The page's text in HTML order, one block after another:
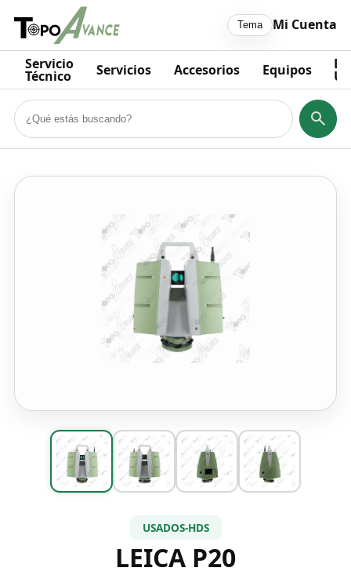
Tema Mi Cuenta
Servicio
Técnico Servicios Accesorios Equipos
USADOS-HDS
LEICA P20